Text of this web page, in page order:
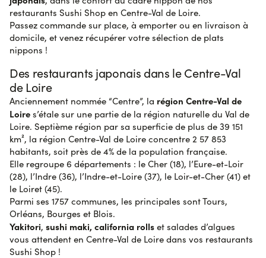
restaurants Sushi Shop en Centre-Val de Loire.
Passez commande sur place, à emporter ou en livraison à
domicile, et venez récupérer votre sélection de plats
nippons !
Des restaurants japonais dans le Centre-Val
de Loire
Anciennement nommée “Centre”, la région Centre-Val de
Loire s’étale sur une partie de la région naturelle du Val de
Loire. Septième région par sa superficie de plus de 39 151
km², la région Centre-Val de Loire concentre 2 57 853
habitants, soit près de 4% de la population française.
Elle regroupe 6 départements : le Cher (18), l’Eure-et-Loir
(28), l’Indre (36), l’Indre-et-Loire (37), le Loir-et-Cher (41) et
le Loiret (45).
Parmi ses 1757 communes, les principales sont Tours,
Orléans, Bourges et Blois.
Yakitori, sushi maki, california rolls et salades d’algues
vous attendent en Centre-Val de Loire dans vos restaurants
Sushi Shop !